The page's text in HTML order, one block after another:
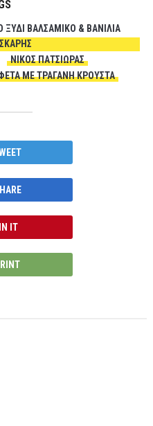
ΞΎΔΙ ΒΑΛΣΆΜΙΚΟ & ΒΑΝΊΛΙΑ
ΝΊΚΟΣ ΠΑΤΣΙΏΡΑΣ
ΜΕ ΤΡΑΓΑΝΉ ΚΡΟΎΣΤΑ
IT